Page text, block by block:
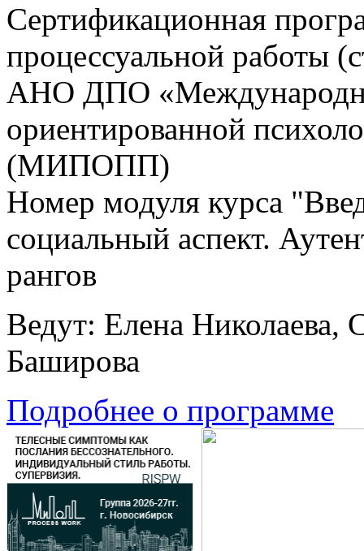
Сертификационная
процессуальной работы
АНО ДПО
ориентированной
(МИПОПП)
Номер модуля курса
социальный аспект.
рангов
Ведут: Елена Николаева,
Баширова
Подробнее о программе